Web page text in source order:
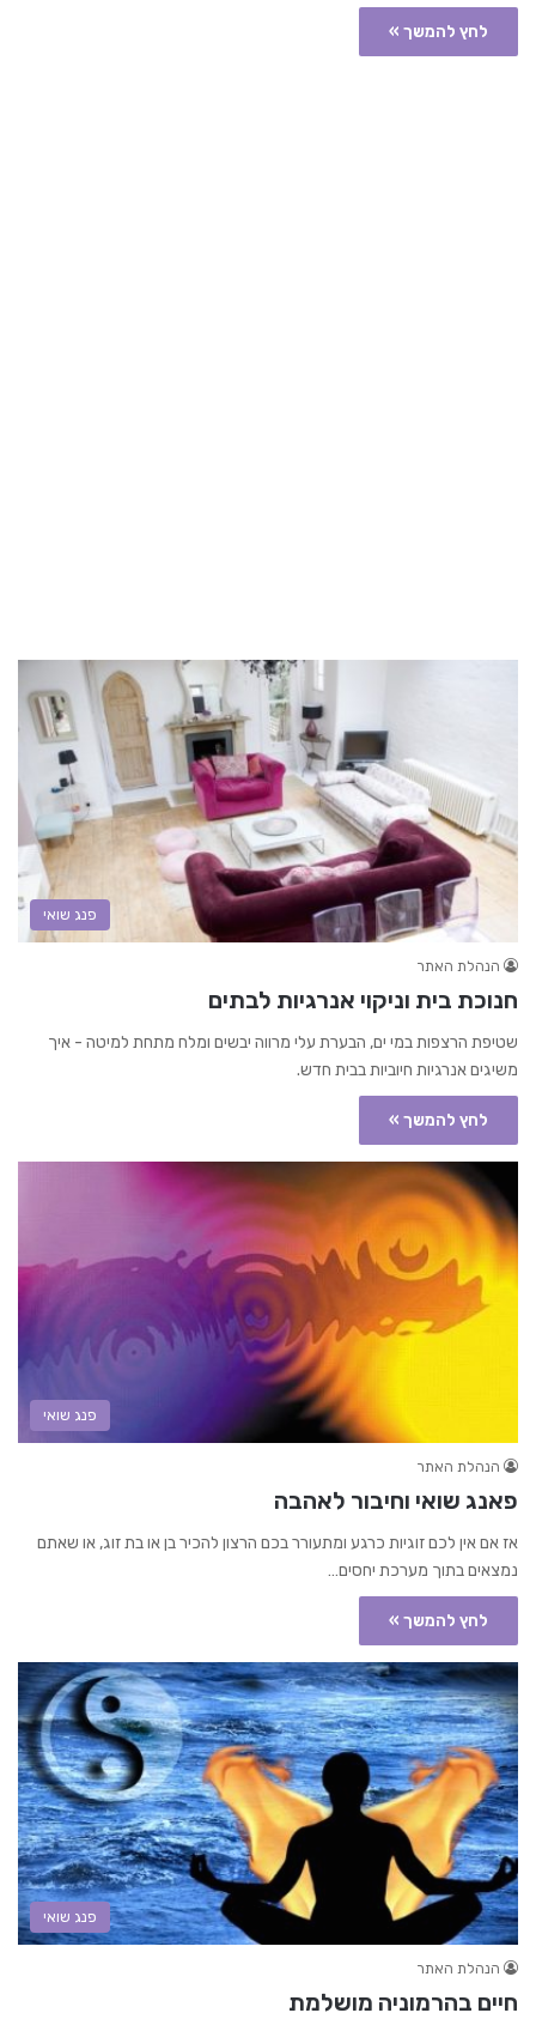
לחץ להמשך »
פנג שואי
הנהלת האתר
חנוכת בית וניקוי אנרגיות לבתים
שטיפת הרצפות במי ים, הבערת עלי מרווה יבשים ומלח מתחת למיטה - איך
משיגים אנרגיות חיוביות בבית חדש.
לחץ להמשך »
פנג שואי
הנהלת האתר
פאנג שואי וחיבור לאהבה
אז אם אין לכם זוגיות כרגע ומתעורר בכם הרצון להכיר בן או בת זוג, או שאתם
נמצאים בתוך מערכת יחסים…
לחץ להמשך »
פנג שואי
הנהלת האתר
חיים בהרמוניה מושלמת